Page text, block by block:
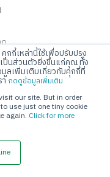
กกี้เหล่านี้ใช้เพื่อปรับปรุง
ป็นส่วนตัวยิ่งขึ้นแก่คุณ ทั้ง
ลเพิ่มเติมเกี่ยวกับคุกกี้ที่
ากดดูข้อมูลเพิ่มเติม
our site. But in order
use just one tiny cookie
again. Click for more